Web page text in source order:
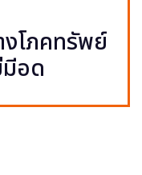
งโภคทรัพย์
อด